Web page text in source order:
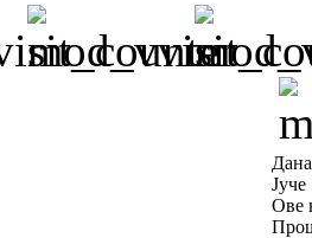
Јуче
Ове